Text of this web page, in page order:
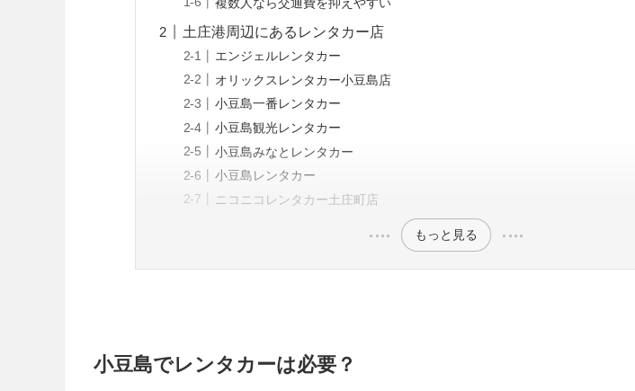
土庄港周辺にあるレンタカー店
エンジェルレンタカー
オリックスレンタカー小豆島店
小豆島一番レンタカー
小豆島観光レンタカー
小豆島みなとレンタカー
小豆島レンタカー
ニコニコレンタカー土庄町店
もっと見る
小豆島でレンタカーは必要？